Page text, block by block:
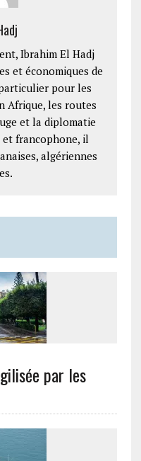
Ibrahim El Hadj
et économiques de
pour les
Afrique, les routes
et la diplomatie
francophone, il
algériennes
par les